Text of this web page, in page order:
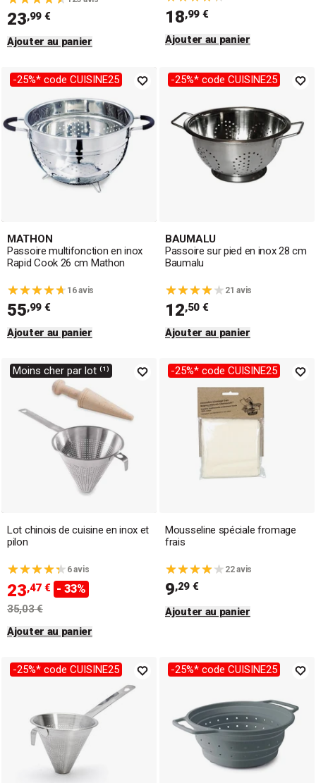
23,99 €
Ajouter au panier
18,99 €
Ajouter au panier
-25%* code CUISINE25
MATHON
Passoire multifonction en inox
Rapid Cook 26 cm Mathon
16 avis
55,99 €
Ajouter au panier
-25%* code CUISINE25
BAUMALU
Passoire sur pied en inox 28 cm
Baumalu
21 avis
12,50 €
Ajouter au panier
Moins cher par lot ⁽¹⁾
Lot chinois de cuisine en inox et
pilon
6 avis
23,47 € - 33%
35,03 €
Ajouter au panier
-25%* code CUISINE25
Mousseline spéciale fromage
frais
22 avis
9,29 €
Ajouter au panier
-25%* code CUISINE25 -25%* code CUISINE25